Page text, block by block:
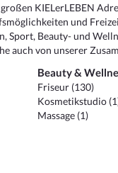
KIELerLEBEN
und
Beauty- und
auch von unserer
Beauty &
Friseur (130)
Kosmetikstudio
Massage (1)